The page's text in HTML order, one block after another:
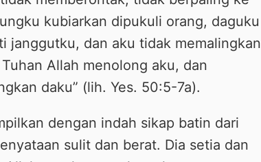
kubiarkan dipukuli orang, daguku
janggutku, dan aku tidak memalingkan
Allah menolong aku, dan
daku” (lih. Yes. 50:5-7a).
dengan indah sikap batin dari
sulit dan berat. Dia setia dan